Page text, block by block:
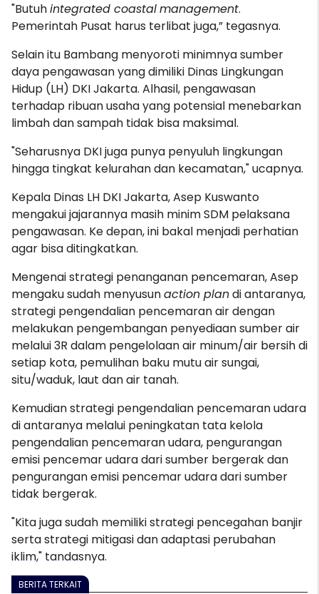
"Butuhintegrated coastalmanagement.
Pemerintah Pusat harus terlibat juga,” tegasnya.
Selain itu Bambang menyoroti minimnya sumber
daya pengawasan yang dimiliki Dinas Lingkungan
Hidup (LH) DKI Jakarta. Alhasil, pengawasan
terhadap ribuan usaha yang potensial menebarkan
limbah dan sampah tidak bisa maksimal.
"Seharusnya DKI juga punya penyuluh lingkungan
hingga tingkat kelurahan dan kecamatan," ucapnya.
Kepala Dinas LH DKI Jakarta, Asep Kuswanto
mengakui jajarannya masih minim SDM pelaksana
pengawasan. Ke depan, ini bakal menjadi perhatian
agar bisa ditingkatkan.
Mengenai strategi penanganan pencemaran, Asep
mengaku sudah menyusunaction plandi antaranya,
strategi pengendalian pencemaran air dengan
melakukan pengembangan penyediaan sumber air
melalui 3R dalam pengelolaan air minum/air bersih di
setiap kota, pemulihan baku mutu air sungai,
situ/waduk, laut dan air tanah.
Kemudian strategi pengendalian pencemaran udara
di antaranya melalui peningkatan tata kelola
pengendalian pencemaran udara, pengurangan
emisi pencemar udara dari sumber bergerak dan
pengurangan emisi pencemar udara dari sumber
tidak bergerak.
"Kita juga sudah memiliki strategi pencegahan banjir
serta strategi mitigasi dan adaptasi perubahan
iklim," tandasnya.
BERITA TERKAIT